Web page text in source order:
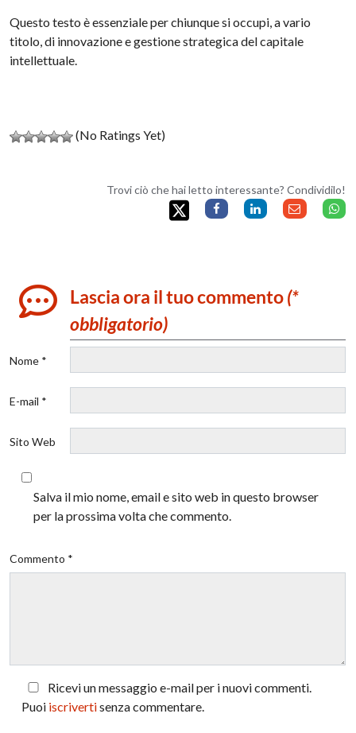
Questo testo è essenziale per chiunque si occupi, a vario
titolo, di innovazione e gestione strategica del capitale
intellettuale.
(No Ratings Yet)
Trovi ciò che hai letto interessante? Condividilo!
Lascia ora il tuo commento(*
obbligatorio)
Nome *
E-mail *
Sito Web
Salva il mio nome, email e sito web in questo browser
per la prossima volta che commento.
Commento *
Ricevi un messaggio e-mail per i nuovi commenti.
Puoi iscrivertisenza commentare.